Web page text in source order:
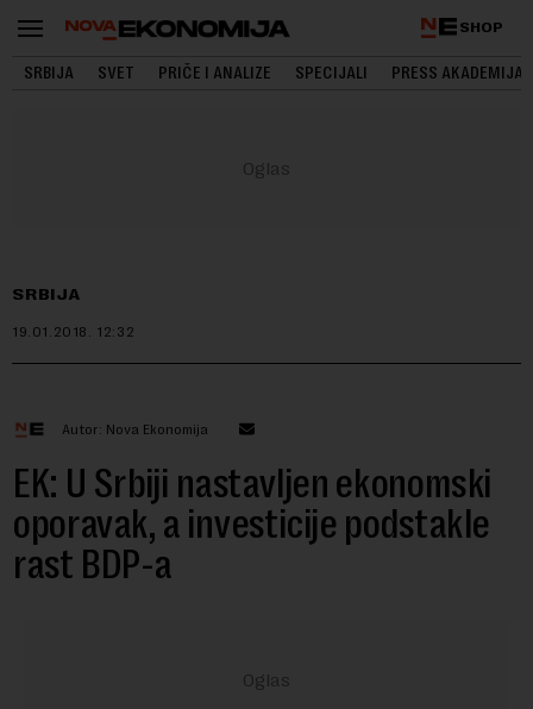
SHOP
SRBIJA SVET PRIČE I ANALIZE SPECIJALI PRESS AKADEMIJA
SRBIJA
19.01.2018. 12:32
Autor: Nova Ekonomija
EK: U Srbiji nastavljen ekonomski
oporavak, a investicije podstakle
rast BDP-a